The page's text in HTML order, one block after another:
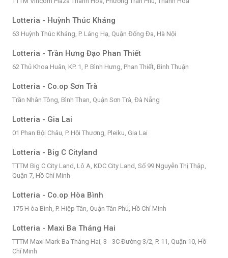
Lotteria - Huỳnh Thúc Kháng
63 Huỳnh Thúc Kháng, P. Láng Hạ, Quận Đống Đa, Hà Nội
Lotteria - Trần Hưng Đạo Phan Thiết
62 Thủ Khoa Huân, KP. 1, P. Bình Hưng, Phan Thiết, Bình Thuận
Lotteria - Co.op Sơn Trà
Trần Nhân Tông, Bình Than, Quận Sơn Trà, Đà Nẵng
Lotteria - Gia Lai
01 Phan Bội Châu, P. Hội Thương, Pleiku, Gia Lai
Lotteria - Big C Cityland
TTTM Big C City Land, Lô A, KDC City Land, Số 99 Nguyễn Thị Thập,
Quận 7, Hồ Chí Minh
Lotteria - Co.op Hòa Bình
175 H òa Bình, P. Hiệp Tân, Quận Tân Phú, Hồ Chí Minh
Lotteria - Maxi Ba Tháng Hai
TTTM Maxi Mark Ba Tháng Hai, 3 - 3C Đường 3/2, P. 11, Quận 10, Hồ
Chí Minh